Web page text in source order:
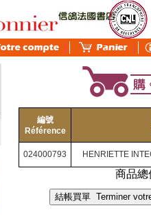
編號
Référence
024000793 HENRIETTE
商品總